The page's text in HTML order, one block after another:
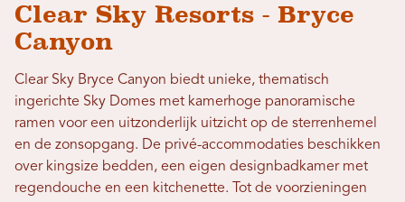
Clear Sky Resorts - Bryce
Canyon
Clear Sky Bryce Canyon biedt unieke, thematisch
ingerichte Sky Domes met kamerhoge panoramische
ramen voor een uitzonderlijk uitzicht op de sterrenhemel
en de zonsopgang. De privé-accommodaties beschikken
over kingsize bedden, een eigen designbadkamer met
regendouche en een kitchenette. Tot de voorzieningen